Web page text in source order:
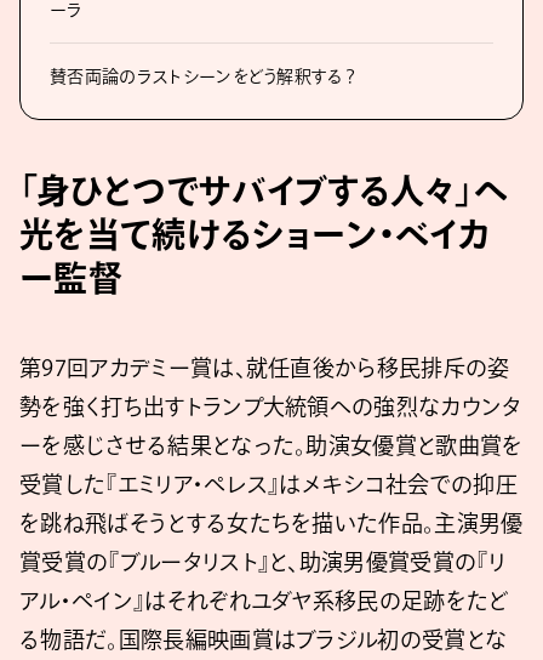
ーラ
賛否両論のラストシーンをどう解釈する？
「身ひとつでサバイブする人々」へ
光を当て続けるショーン・ベイカ
ー監督
第97回アカデミー賞は、就任直後から移民排斥の姿
勢を強く打ち出すトランプ大統領への強烈なカウンタ
ーを感じさせる結果となった。助演女優賞と歌曲賞を
受賞した『エミリア・ペレス』はメキシコ社会での抑圧
を跳ね飛ばそうとする女たちを描いた作品。主演男優
賞受賞の『ブルータリスト』と、助演男優賞受賞の『リ
アル・ペイン』はそれぞれユダヤ系移民の足跡をたど
る物語だ。国際長編映画賞はブラジル初の受賞とな